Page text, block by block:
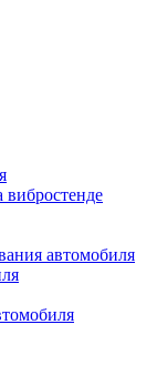
вибростенде
автомобиля